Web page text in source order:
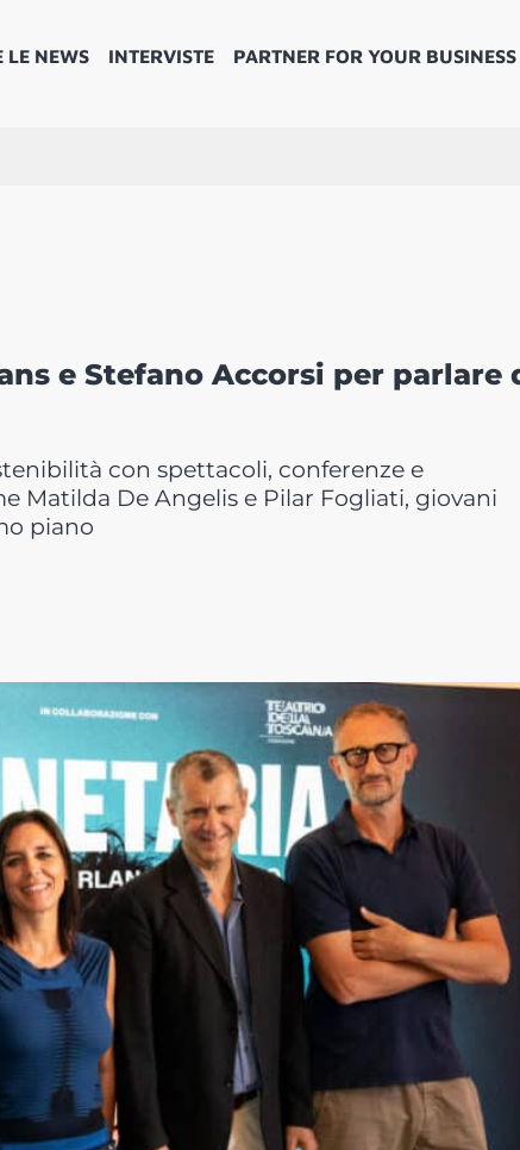
LE NEWS INTERVISTE PARTNER FOR YOUR BUSINESS
e Stefano Accorsi per parlare
con spettacoli, conferenze e
Matilda De Angelis e Pilar Fogliati, giovani
piano